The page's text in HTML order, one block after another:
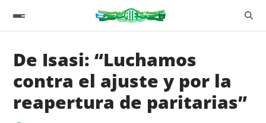
De Isasi: “Luchamos
contra el ajuste y por la
reapertura de paritarias”